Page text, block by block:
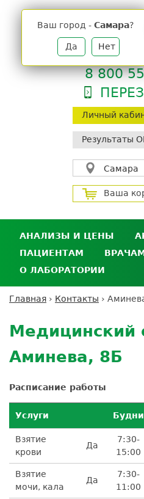
Личный
Результаты
Самара
Ваш город - Самара?
Да Нет
Ваша
телефон
8 800
АНАЛИЗЫ И ЦЕНЫ
Анализы и цены
Где сдать анализы
Выезд на дом
Расшифровка
ПАЦИЕНТАМ
Личный кабинет
Дисконтная
Обратная связь
Усиление
безопасности
Налоговый вычет
О ЛАБОРАТОРИИ
Вакансии
здесь
Главная › Контакты ›
to
top
Медицинский
Аминева, 8Б
Расписание работы
Услуги Будни
Взятие
крови
Да
7:30-
15:00
Взятие
мочи, кала
Да
7:30-
11:00